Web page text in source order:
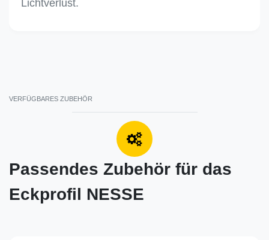
Lichtverlust.
VERFÜGBARES ZUBEHÖR
Passendes Zubehör für das
Eckprofil NESSE